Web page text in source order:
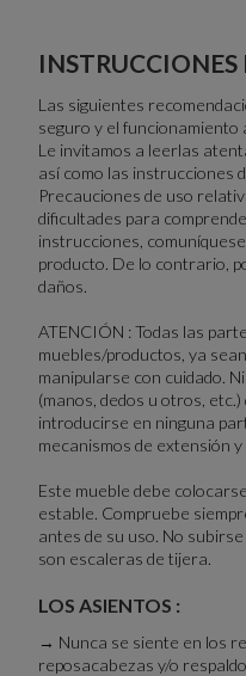
INSTRUCCIONES
Las siguientes
seguro y el funcionamiento
Le invitamos a leerlas
así como las instrucciones
Precauciones de uso
dificultades para
instrucciones,
producto. De lo contrario,
daños.
ATENCIÓN : Todas las
muebles/productos, ya
manipularse con cuidado.
(manos, dedos u otros, etc.)
introducirse en ninguna
mecanismos de extensión y
Este mueble debe
estable. Compruebe
antes de su uso. No
son escaleras de tijera.
LOS ASIENTOS :
→ Nunca se siente en los
reposacabezas y/o